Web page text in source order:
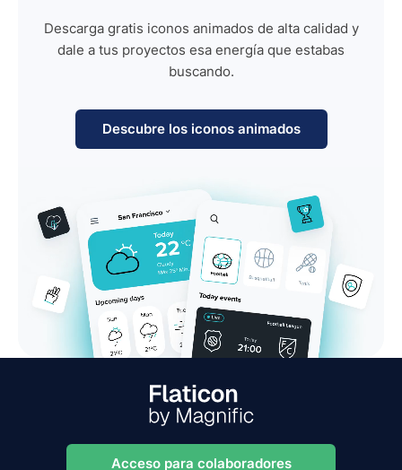
Descarga gratis iconos animados de alta calidad y
dale a tus proyectos esa energía que estabas
buscando.
Descubre los iconos animados
Acceso para colaboradores